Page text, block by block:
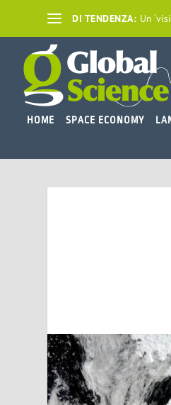
DI TENDENZA: Un
HOME SPACE ECONOMY